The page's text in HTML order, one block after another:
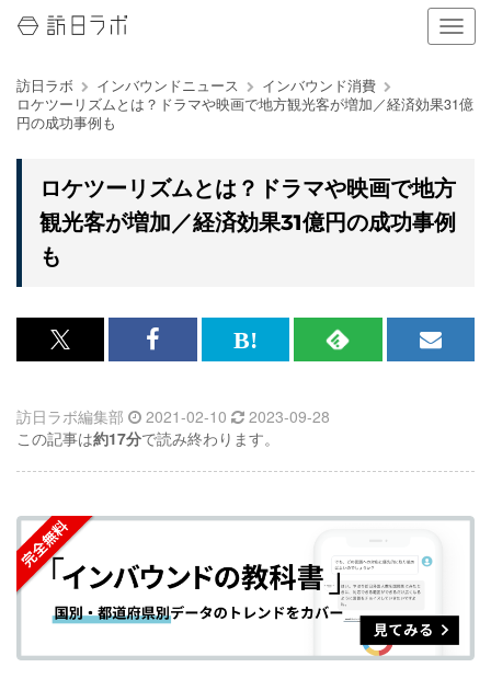
ナ
ビ
ー
シ
の
表
示
替
る
訪日ラボ インバウンドニュース
インバウンド消費
ロケツーリズムとは？ドラマや映画で地方観光客が増加／経済効果31億
円の成功事例も
ロケツーリズムとは？ドラマや映画で地方
観光客が増加／経済効果31億円の成功事例
も
x<br>
記
事
シ
ェ
ア
す
る
Facebook<br>
記
事
シ
ェ
ア
す
る
は
な
ブ
ク
マ
ー
ク
に
RSS
購
読
す
る
メ
録
す
訪日ラボ編集部 2021-02-10
2023-09-28
この記事は約17分で読み終わります。